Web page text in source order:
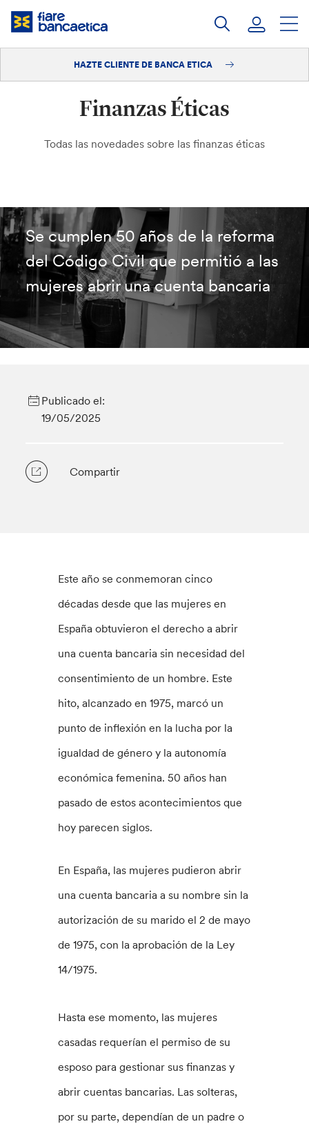
Saltar
HAZTE CLIENTE DE BANCA ETICA
Finanzas Éticas
Todas las novedades sobre las finanzas éticas
Se cumplen 50 años de la reforma
del Código Civil que permitió a las
mujeres abrir una cuenta bancaria
Publicado el:
19/05/2025
Compartir
Este año se conmemoran cinco
décadas desde que las mujeres en
España obtuvieron el derecho a abrir
una cuenta bancaria sin necesidad del
consentimiento de un hombre. Este
hito, alcanzado en 1975, marcó un
punto de inflexión en la lucha por la
igualdad de género y la autonomía
económica femenina. 50 años han
pasado de estos acontecimientos que
hoy parecen siglos.
En España, las mujeres pudieron abrir
una cuenta bancaria a su nombre sin la
autorización de su marido el 2 de mayo
de 1975, con la aprobación de la Ley
14/1975.
Hasta ese momento, las mujeres
casadas requerían el permiso de su
esposo para gestionar sus finanzas y
abrir cuentas bancarias. Las solteras,
por su parte, dependían de un padre o